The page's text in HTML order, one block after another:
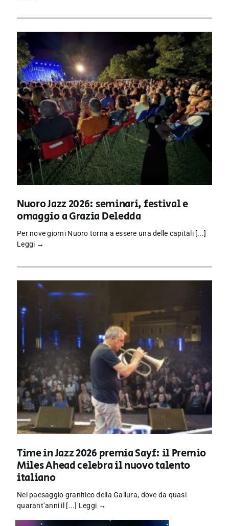
Nuoro Jazz 2026: seminari, festival e
omaggio a Grazia Deledda
Per nove giorni Nuoro torna a essere una delle capitali [...]
Leggi →
Time in Jazz 2026 premia Sayf: il Premio
Miles Ahead celebra il nuovo talento
italiano
Nel paesaggio granitico della Gallura, dove da quasi
quarant’anni il [...] Leggi →